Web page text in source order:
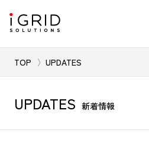
TOP UPDATES
UPDATES 新着情報